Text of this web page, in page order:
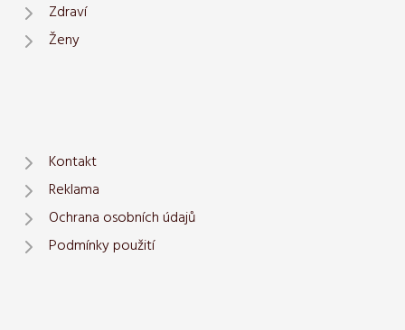
Zdraví
Ženy
Kontakt
Reklama
Ochrana osobních údajů
Podmínky použití